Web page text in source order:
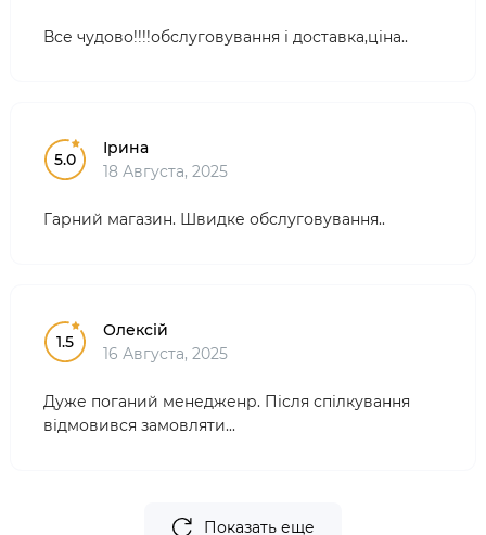
Все чудово!!!!обслуговування і доставка,ціна..
5.0
Ірина
18 Августа, 2025
Гарний магазин. Швидке обслуговування..
1.5
Олексій
16 Августа, 2025
Дуже поганий менедженр. Після спілкування
відмовився замовляти...
Показать еще